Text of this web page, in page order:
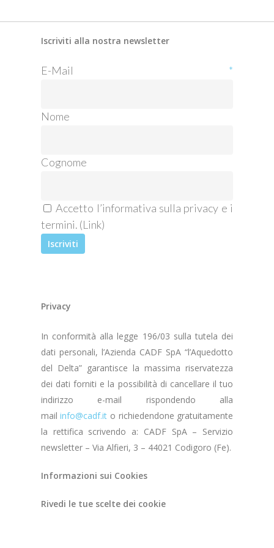
Iscriviti alla nostra newsletter
E-Mail *
Nome
Cognome
Accetto l’informativa sulla privacy e i
termini. (Link)
Privacy
In conformità alla legge 196/03 sulla tutela dei
dati personali, l’Azienda CADF SpA “l’Aquedotto
del Delta” garantisce la massima riservatezza
dei dati forniti e la possibilità di cancellare il tuo
indirizzo e-mail rispondendo alla
mailinfo@cadf.it o richiedendone gratuitamente
la rettifica scrivendo a: CADF SpA – Servizio
newsletter – Via Alfieri, 3 – 44021 Codigoro (Fe).
Informazioni sui Cookies
Rivedi le tue scelte dei cookie